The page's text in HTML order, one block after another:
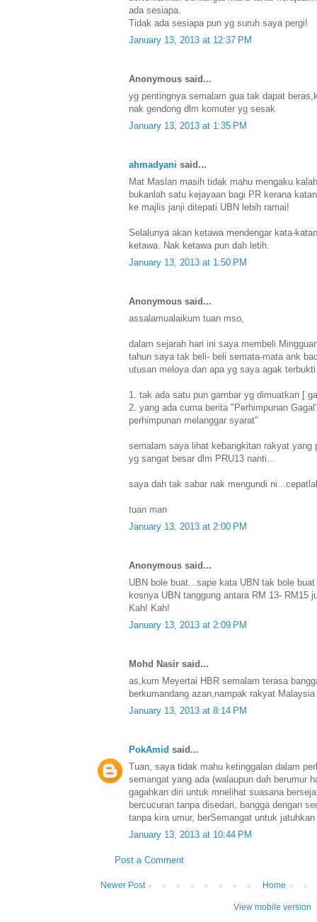
ada sesiapa.
Tidak ada sesiapa pun yg suruh saya pergi!
January 13, 2013 at 12:37 PM
Anonymous said...
yg pentingnya semalam gua tak dapat
nak gendong dlm komuter yg sesak
January 13, 2013 at 1:35 PM
ahmadyani said...
Mat Maslan masih tidak mahu mengaku
bukanlah satu kejayaan bagi PR kerana
ke majlis janji ditepati UBN lebih ramai!
Selalunya akan ketawa mendengar kata-
ketawa. Nak ketawa pun dah letih.
January 13, 2013 at 1:50 PM
Anonymous said...
assalamualaikum tuan mso,
dalam sejarah hari ini saya membeli
tahun saya tak beli- beli semata-mata ank
utusan meloya dan apa yg saya agak
1. tak ada satu pun gambar yg dimuatkan [
2. yang ada cuma berita "Perhimpunan
perhimpunan melanggar syarat"
semalam saya lihat kebangkitan rakyat yang
yg sangat besar dlm PRU13 nanti...
saya dah tak sabar nak mengundi
tuan man
January 13, 2013 at 2:00 PM
Anonymous said...
UBN bole buat...sape kata UBN tak bole
kosnya UBN tanggung antara RM 13- RM15
Kah! Kah!
January 13, 2013 at 2:09 PM
Mohd Nasir said...
as,kum Meyertai HBR semalam terasa
berkumandang azan,nampak rakyat
January 13, 2013 at 8:14 PM
PokAmid said...
Tuan, saya tidak mahu ketinggalan dalam
semangat yang ada (walaupun dah berumur
gagahkan diri untuk mnelihat suasana
bercucuran tanpa disedari, bangga dengan
tanpa kira umur, berSemangat untuk
January 13, 2013 at 10:44 PM
Post a Comment
Newer Post Home
View mobile version